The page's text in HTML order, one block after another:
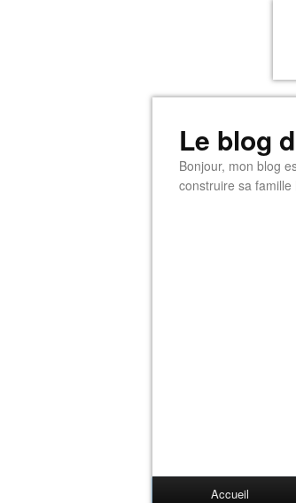
Le blog
Bonjour, mon blog
construire sa
Accueil